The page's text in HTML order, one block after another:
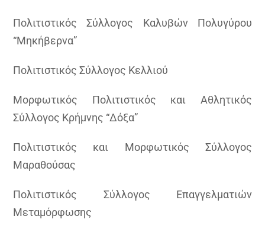
Πολιτιστικός Σύλλογος Καλυβών Πολυγύρου
“Μηκήβερνα”
Πολιτιστικός Σύλλογος Κελλιού
Μορφωτικός Πολιτιστικός και Αθλητικός
Σύλλογος Κρήμνης “Δόξα”
Πολιτιστικός και Μορφωτικός Σύλλογος
Μαραθούσας
Πολιτιστικός Σύλλογος Επαγγελματιών
Μεταμόρφωσης